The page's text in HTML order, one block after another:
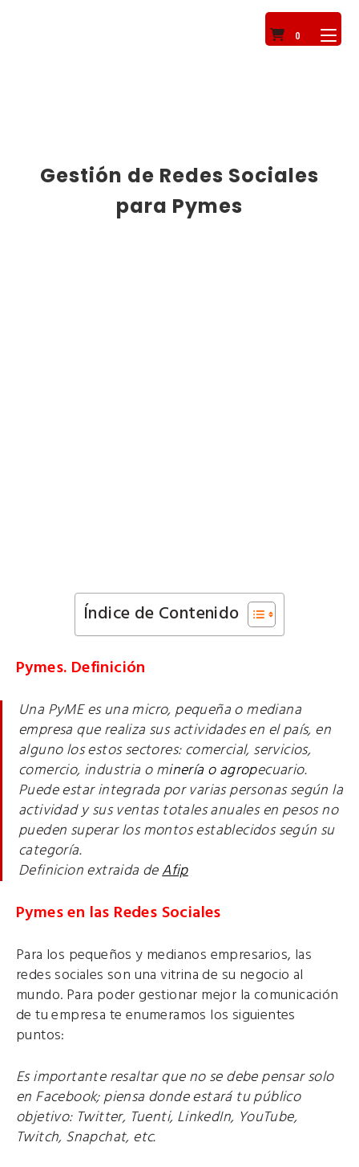
0
Gestión de Redes Sociales
para Pymes
Índice de Contenido
Pymes. Definición
Una PyME es una micro, pequeña o mediana
empresa que realiza sus actividades en el país, en
alguno los estos sectores: comercial, servicios,
comercio, industria o minería o agropecuario.
Puede estar integrada por varias personas según la
actividad y sus ventas totales anuales en pesos no
pueden superar los montos establecidos según su
categoría.
Definicion extraida deAfip
Pymes en las Redes Sociales
Para los pequeños y medianos empresarios, las
redes sociales son una vitrina de su negocio al
mundo. Para poder gestionar mejor la comunicación
de tu empresa te enumeramos los siguientes
puntos:
Es importante resaltar que no se debe pensar solo
en Facebook; piensa donde estará tu público
objetivo: Twitter, Tuenti, LinkedIn, YouTube,
Twitch, Snapchat, etc.